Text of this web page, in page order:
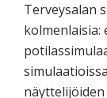
Terveysalan
kolmenlaisia: